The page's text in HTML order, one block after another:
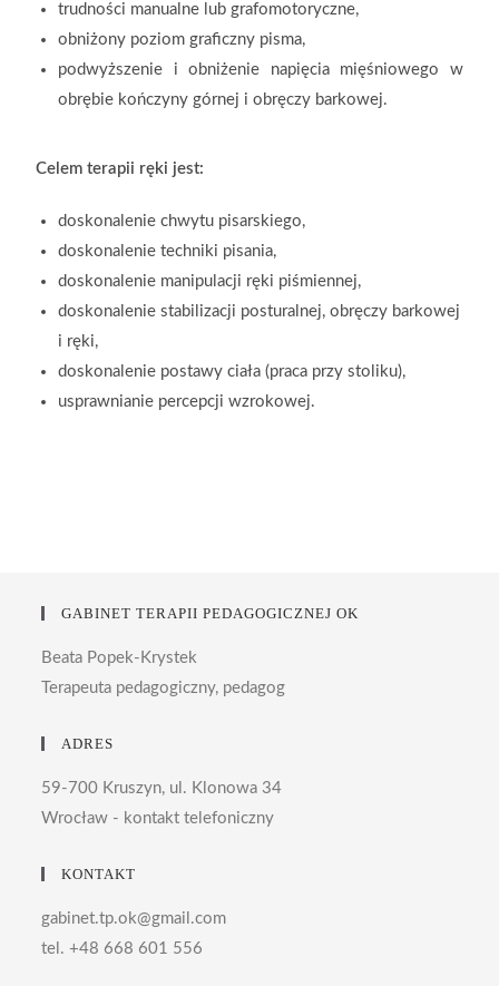
trudności manualne lub grafomotoryczne,
obniżony poziom graficzny pisma,
podwyższenie i obniżenie napięcia mięśniowego w
obrębie kończyny górnej i obręczy barkowej.
Celem terapii ręki jest:
doskonalenie chwytu pisarskiego,
doskonalenie techniki pisania,
doskonalenie manipulacji ręki piśmiennej,
doskonalenie stabilizacji posturalnej, obręczy barkowej
i ręki,
doskonalenie postawy ciała (praca przy stoliku),
usprawnianie percepcji wzrokowej.
GABINET TERAPII PEDAGOGICZNEJ OK
Beata Popek-Krystek
Terapeuta pedagogiczny, pedagog
ADRES
59-700 Kruszyn, ul. Klonowa 34
Wrocław - kontakt telefoniczny
KONTAKT
gabinet.tp.ok@gmail.com
tel. +48 668 601 556